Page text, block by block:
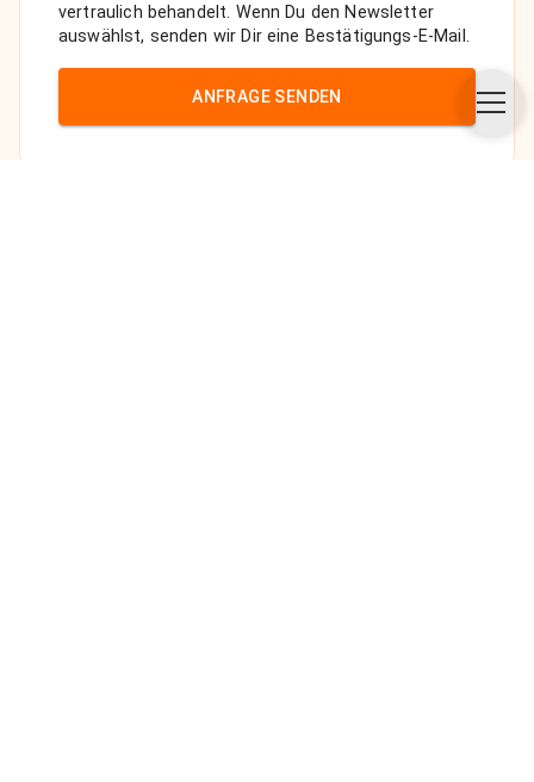
vertraulich behandelt. Wenn Du den Newsletter
auswählst, senden wir Dir eine Bestätigungs-E-Mail.
ANFRAGE SENDEN